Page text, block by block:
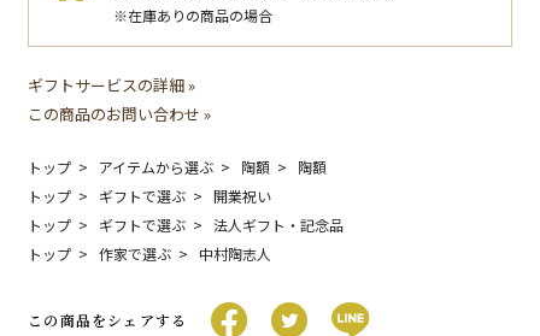
※在庫ありの商品の場合
ギフトサービスの詳細 »
この商品のお問い合わせ »
トップ アイテムから選ぶ 陶額
陶額
トップ
ギフトで選ぶ
開業祝い
トップ
ギフトで選ぶ
法人ギフト・記念品
トップ
作家で選ぶ 中村陶志人
この商品をシェアする